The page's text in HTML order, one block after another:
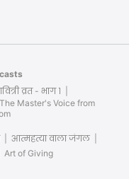
व्रत - भाग १
Master's Voice from
आत्महत्या वाला जंगल
Art of Giving